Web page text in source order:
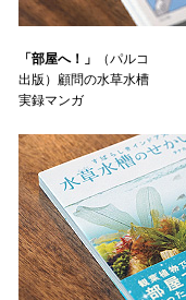
「部屋へ！」
（パルコ
出版）顧問の水草水槽
実録マンガ